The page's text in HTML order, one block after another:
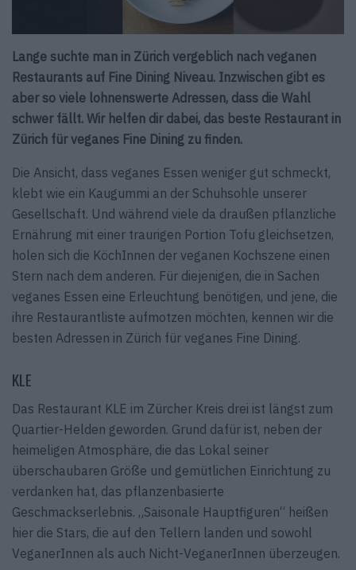
Lange suchte man in Zürich vergeblich nach veganen
Restaurants auf Fine Dining Niveau. Inzwischen gibt es
aber so viele lohnenswerte Adressen, dass die Wahl
schwer fällt. Wir helfen dir dabei, das beste Restaurant in
Zürich für veganes Fine Dining zu finden.
Die Ansicht, dass veganes Essen weniger gut schmeckt,
klebt wie ein Kaugummi an der Schuhsohle unserer
Gesellschaft. Und während viele da draußen pflanzliche
Ernährung mit einer traurigen Portion Tofu gleichsetzen,
holen sich die KöchInnen der veganen Kochszene einen
Stern nach dem anderen. Für diejenigen, die in Sachen
veganes Essen eine Erleuchtung benötigen, und jene, die
ihre Restaurantliste aufmotzen möchten, kennen wir die
besten Adressen in Zürich für veganes Fine Dining.
KLE
Das Restaurant KLE im Zürcher Kreis drei ist längst zum
Quartier-Helden geworden. Grund dafür ist, neben der
heimeligen Atmosphäre, die das Lokal seiner
überschaubaren Größe und gemütlichen Einrichtung zu
verdanken hat, das pflanzenbasierte
Geschmackserlebnis. „Saisonale Hauptfiguren“ heißen
hier die Stars, die auf den Tellern landen und sowohl
VeganerInnen als auch Nicht-VeganerInnen überzeugen.